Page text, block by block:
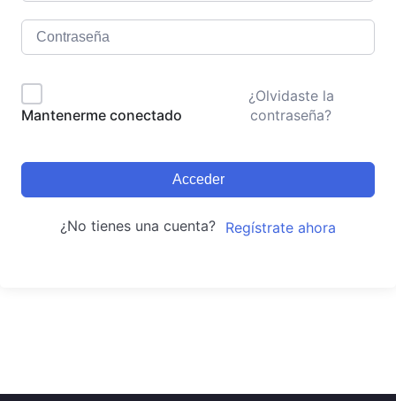
Mantenerme conectado
¿Olvidaste la
contraseña?
Acceder
¿No tienes una cuenta? Regístrate ahora